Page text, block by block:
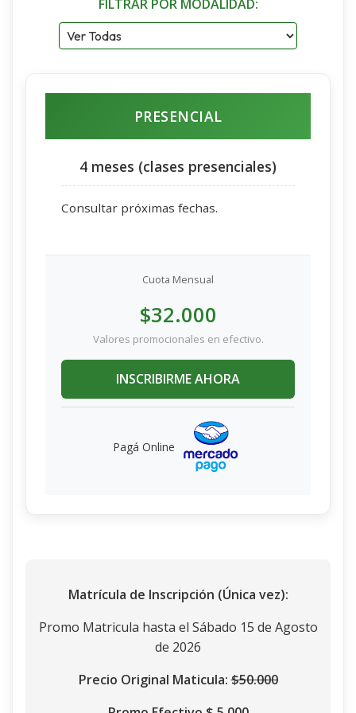
FILTRAR POR MODALIDAD:
PRESENCIAL
4 meses (clases presenciales)
Consultar próximas fechas.
Cuota Mensual
$32.000
Valores promocionales en efectivo.
INSCRIBIRME AHORA
Pagá Online
Matrícula de Inscripción (Única vez):
Promo Matricula hasta el Sábado 15 de Agosto
de 2026
Precio Original Maticula:$50.000